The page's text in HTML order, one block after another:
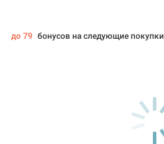
до 79 бонусов на следующие покупки